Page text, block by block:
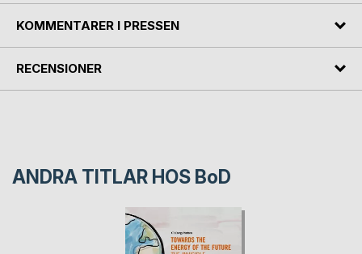
KOMMENTARER I PRESSEN
RECENSIONER
ANDRA TITLAR HOS BoD